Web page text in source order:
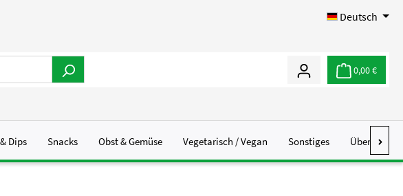
Deutsch
0,00 €
Dips Snacks Obst & Gemüse Vegetarisch / Vegan Sonstiges Über Uns